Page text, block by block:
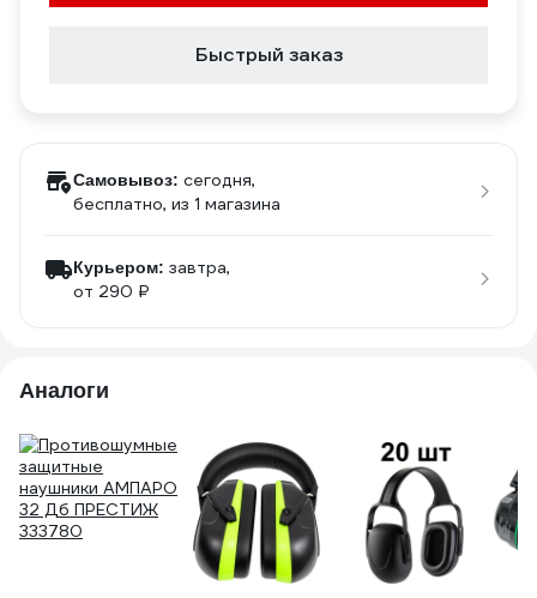
Быстрый заказ
Самовывоз: сегодня,
бесплатно, из 1 магазина
Курьером: завтра,
от 290 ₽
Аналоги